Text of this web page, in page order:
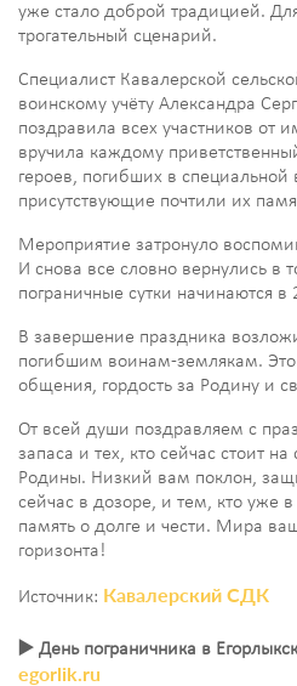
уже стало доброй традицией.
трогательный сценарий.
Специалист Кавалерской
воинскому учёту Александра
поздравила всех участников от
вручила каждому
героев, погибших в
присутствующие почтили их
Мероприятие затронуло
И снова все словно вернулись в
пограничные сутки начинаются в
В завершение праздника
погибшим воинам-землякам.
общения, гордость за Родину и
От всей души поздравляем с
запаса и тех, кто сейчас стоит
Родины. Низкий вам поклон,
сейчас в дозоре, и тем, кто уже
память о долге и чести. Мира
горизонта!
Источник: Кавалерский СДК
▶️ День пограничника в
egorlik.ru